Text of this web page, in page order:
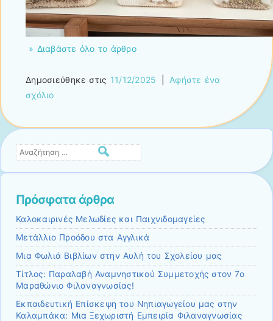
» Διαβάστε όλο το άρθρο
Δημοσιεύθηκε στις 11/12/2025
Αφήστε ένα
σχόλιο
Αναζήτηση
Πρόσφατα άρθρα
Καλοκαιρινές Μελωδίες και Παιχνιδομαγείες
Μετάλλιο Προόδου στα Αγγλικά
Μια Φωλιά Βιβλίων στην Αυλή του Σχολείου μας
Τίτλος: Παραλαβή Αναμνηστικού Συμμετοχής στον 7ο
Μαραθώνιο Φιλαναγνωσίας!
Εκπαιδευτική Επίσκεψη του Νηπιαγωγείου μας στην
Καλαμπάκα: Μια Ξεχωριστή Εμπειρία Φιλαναγνωσίας